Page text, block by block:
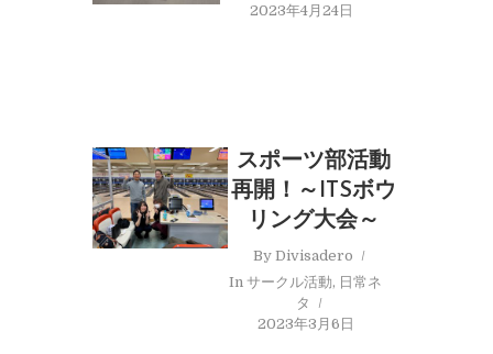
2023年4月24日
スポーツ部活動
再開！～ITSボウ
リング大会～
ByDivisadero
Inサークル活動, 日常ネ
タ
2023年3月6日